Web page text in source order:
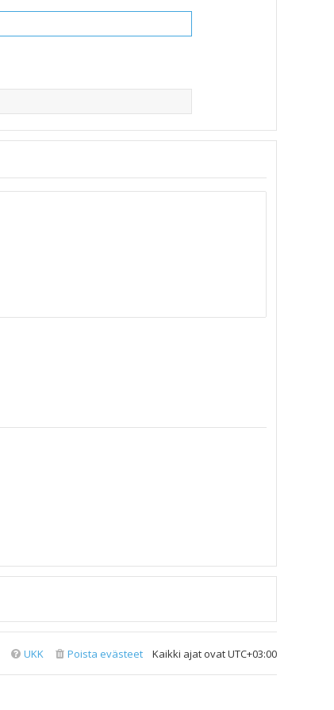
Kaikki ajat ovatUTC+03:00
Poista evästeet
UKK